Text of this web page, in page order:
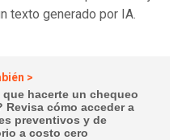
texto generado por IA.
>
que hacerte un chequeo
Revisa cómo acceder a
preventivos y de
a costo cero